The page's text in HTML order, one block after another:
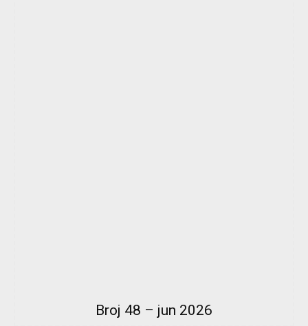
Broj 48 – jun 2026